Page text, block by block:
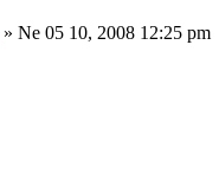
» Ne 05 10, 2008 12:25 pm